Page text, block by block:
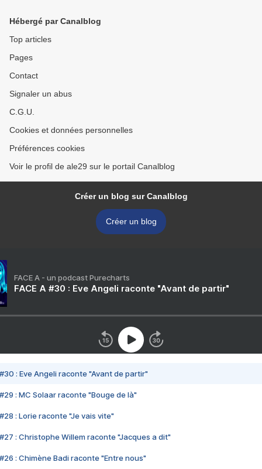
Hébergé par Canalblog
Top articles
Pages
Contact
Signaler un abus
C.G.U.
Cookies et données personnelles
Préférences cookies
Voir le profil de ale29 sur le portail Canalblog
Créer un blog sur Canalblog
Créer un blog
FACE A - un podcast Purecharts
FACE A #30 : Eve Angeli raconte "Avant de partir"
#30 : Eve Angeli raconte "Avant de partir"
#29 : MC Solaar raconte "Bouge de là"
#28 : Lorie raconte "Je vais vite"
#27 : Christophe Willem raconte "Jacques a dit"
#26 : Chimène Badi raconte "Entre nous"